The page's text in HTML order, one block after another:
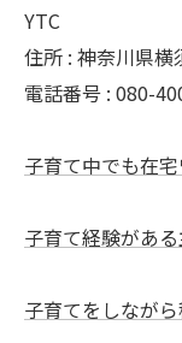
YTC
住所 : 神奈川県
電話番号 : 080-
子育て中でも在
子育て経験があ
子育てをしなが